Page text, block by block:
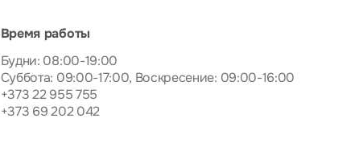
Время работы
Будни: 08:00-19:00
Суббота: 09:00-17:00, Воскресение: 09:00-16:00
+373 22 955 755
+373 69 202 042